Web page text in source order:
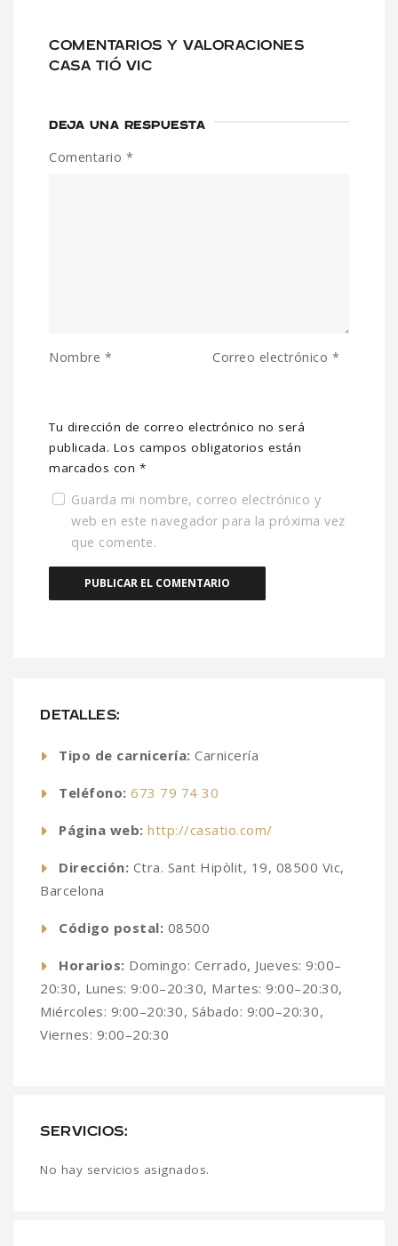
DETALLES:
Tipo de carnicería: Carnicería
Teléfono: 673 79 74 30
Página web: http://casatio.com/
Dirección: Ctra. Sant Hipòlit, 19, 08500 Vic,
Barcelona
Código postal: 08500
Horarios: Domingo: Cerrado, Jueves: 9:00–
20:30, Lunes: 9:00–20:30, Martes: 9:00–20:30,
Miércoles: 9:00–20:30, Sábado: 9:00–20:30,
Viernes: 9:00–20:30
SERVICIOS:
No hay servicios asignados.
COMENTARIOS Y VALORACIONES
CASA TIÓ VIC
DEJA UNA RESPUESTA
Tu dirección de correo electrónico no será
publicada. Los campos obligatorios están
marcados con *
Comentario *
Nombre * Correo electrónico *
Guarda mi nombre, correo electrónico y
web en este navegador para la próxima vez
que comente.